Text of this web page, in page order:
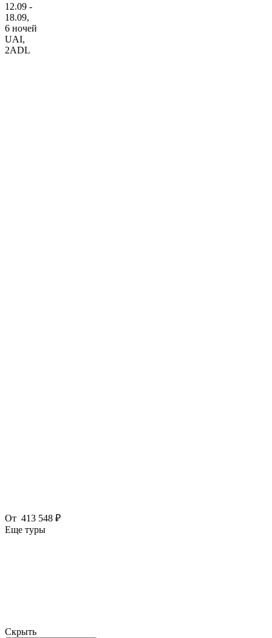
12.09 -
18.09,
6 ночей
UAI,
2ADL
От 413 548 ₽
Еще туры
Скрыть